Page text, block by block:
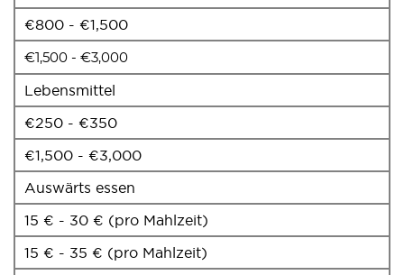
€800 - €1,500
€1,500 - €3,000
Lebensmittel
€250 - €350
€1,500 - €3,000
Auswärts essen
15 € - 30 € (pro Mahlzeit)
15 € - 35 € (pro Mahlzeit)